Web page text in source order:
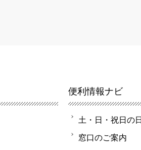
便利情報ナビ
土・日・祝日の
窓口のご案内